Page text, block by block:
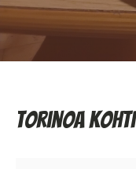
Torinoa kohti